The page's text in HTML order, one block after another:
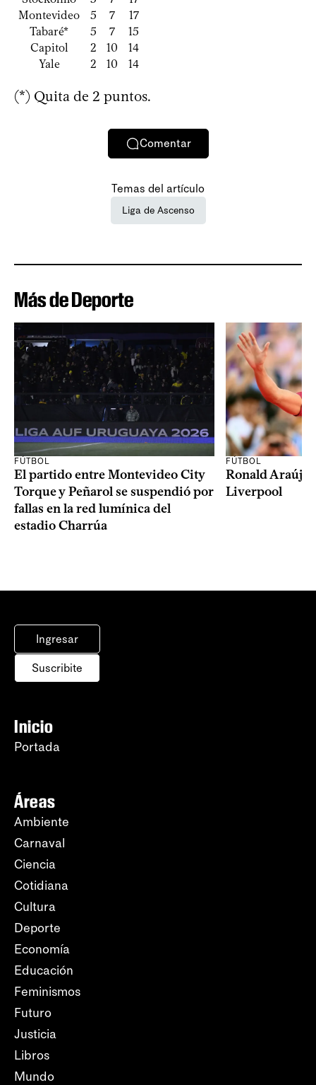
Montevideo
5 7
17
Tabaré*
5 7
15
Capitol
2 10
14
Yale
2 10 14
(*) Quita de 2 puntos.
Comentar
Temas del artículo
Liga de Ascenso
Más de Deporte
FÚTBOL
El partido entre Montevideo City
Torque y Peñarol se suspendió por
fallas en la red lumínica del
estadio Charrúa
FÚTBOL
Ronald Araújo
Liverpool
Ingresar
Suscribite
Inicio
Portada
Áreas
Ambiente
Carnaval
Ciencia
Cotidiana
Cultura
Deporte
Economía
Educación
Feminismos
Futuro
Justicia
Libros
Mundo